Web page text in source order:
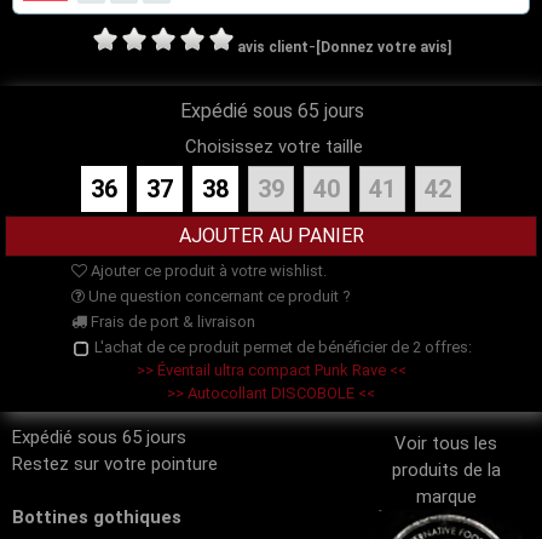
avis client- [Donnez votre avis]
Expédié sous 65 jours
Choisissez votre taille
36 37 38 39 40 41 42
Ajouter ce produit à votre wishlist.
Une question concernant ce produit ?
Frais de port & livraison
L'achat de ce produit permet de bénéficier de 2 offres:
>> Éventail ultra compact Punk Rave <<
>> Autocollant DISCOBOLE <<
Voir tous les
produits de la
marque
Expédié sous 65 jours
Restez sur votre pointure
Bottines gothiques